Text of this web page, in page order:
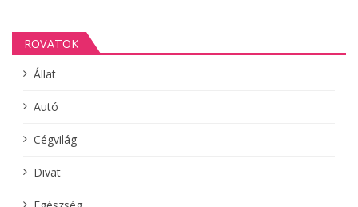
ROVATOK
Állat
Autó
Cégvilág
Divat